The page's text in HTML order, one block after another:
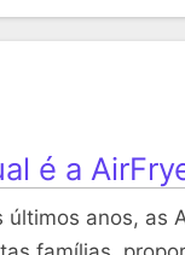
é a
últimos anos, as